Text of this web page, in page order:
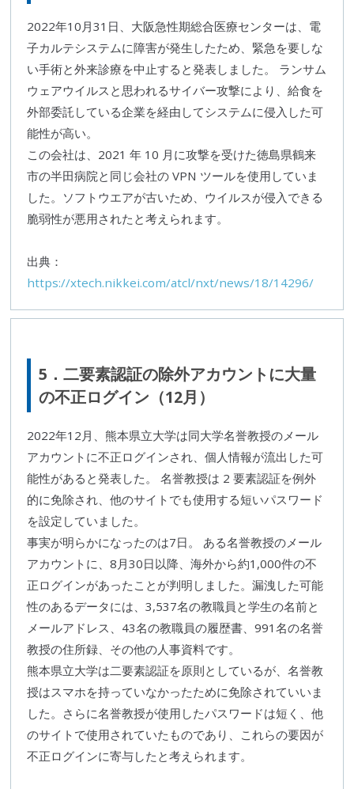
2022年10月31日、大阪急性期総合医療センターは、 電
子カルテシステムに障害が発生したため、緊急を要しな
い手術と外来診療を中止すると発表しました。 ランサム
ウェアウイルスと思われるサイバー攻撃により、給食を
外部委託している企業を経由してシステムに侵入した可
能性が高い。
この会社は、2021 年 10 月に攻撃を受けた徳島県鶴来
市の半田病院と同じ会社のVPN ツールを使用していま
した。ソフトウエアが古いため、ウイルスが侵入できる
脆弱性が悪用されたと考えられます。
出典：
https://xtech.nikkei.com/atcl/nxt/news/18/14296/
5．二要素認証の除外アカウントに大量
の不正ログイン（12月）
2022年12月、熊本県立大学は同大学名誉教授のメール
アカウントに不正ログインされ、個人情報が流出した可
能性があると発表した。 名誉教授は 2 要素認証を例外
的に免除され、他のサイトでも使用する短いパスワード
を設定していました。
事実が明らかになったのは7日。 ある名誉教授のメール
アカウントに、8月30日以降、海外から約1,000件の不
正ログインがあったことが判明しました。漏洩した可能
性のあるデータには、3,537名の教職員と学生の名前と
メールアドレス、43名の教職員の履歴書、991名の名誉
教授の住所録、その他の人事資料です。
熊本県立大学は二要素認証を原則としているが、名誉教
授はスマホを持っていなかったために免除されていいま
した。さらに名誉教授が使用したパスワードは短く、他
のサイトで使用されていたものであり、これらの要因が
不正ログインに寄与したと考えられます。